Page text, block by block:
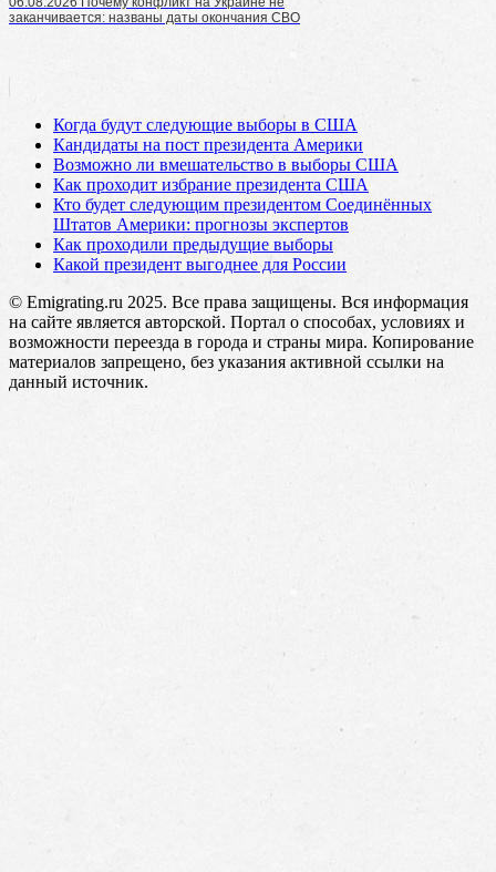
заканчивается: названы даты окончания СВО
Когда будут следующие выборы в США
Кандидаты на пост президента Америки
Возможно ли вмешательство в выборы США
Как проходит избрание президента США
Кто будет следующим президентом Соединённых
Штатов Америки: прогнозы экспертов
Как проходили предыдущие выборы
Какой президент выгоднее для России
© Emigrating.ru 2025. Все права защищены. Вся информация
на сайте является авторской. Портал о способах, условиях и
возможности переезда в города и страны мира. Копирование
материалов запрещено, без указания активной ссылки на
данный источник.